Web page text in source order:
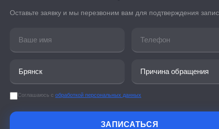
Оставьте заявку и мы перезвоним вам для подтверждения
Соглашаюсь с обработкой персональных данных
ЗАПИСАТЬСЯ